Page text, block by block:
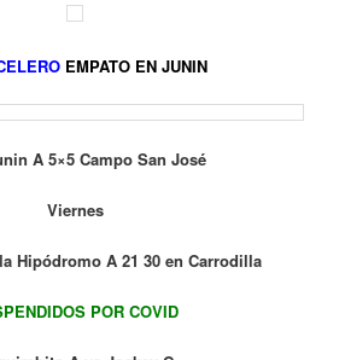
EMPATO EN JUNIN
A 5×5 Campo San José
Viernes
Hipódromo A 21 30 en Carrodilla
POR COVID